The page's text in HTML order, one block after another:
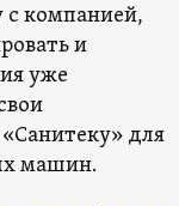
с компанией,
и
уже
для
машин.